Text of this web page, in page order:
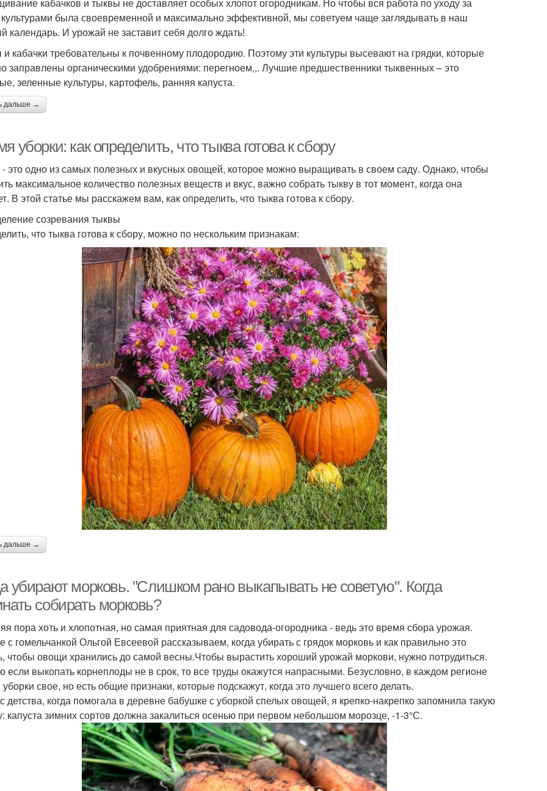
была своевременной и максимально эффективной, мы советуем чаще заглядывать в наш
календарь. И урожай не заставит себя долго ждать!
кабачки требовательны к почвенному плодородию. Поэтому эти культуры высевают на грядки, которые
заправлены органическими удобрениями: перегноем,,. Лучшие предшественники тыквенных – это
зеленные культуры, картофель, ранняя капуста.
дальше →
уборки: как определить, что тыква готова к сбору
это одно из самых полезных и вкусных овощей, которое можно выращивать в своем саду. Однако, чтобы
максимальное количество полезных веществ и вкус, важно собрать тыкву в тот момент, когда она
В этой статье мы расскажем вам, как определить, что тыква готова к сбору.
созревания тыквы
что тыква готова к сбору, можно по нескольким признакам:
дальше →
убирают морковь. "Слишком рано выкапывать не советую". Когда
собирать морковь?
пора хоть и хлопотная, но самая приятная для садовода-огородника - ведь это время сбора урожая.
с гомельчанкой Ольгой Евсеевой рассказываем, когда убирать с грядок морковь и как правильно это
чтобы овощи хранились до самой весны.Чтобы вырастить хороший урожай моркови, нужно потрудиться.
если выкопать корнеплоды не в срок, то все труды окажутся напрасными. Безусловно, в каждом регионе
свое, но есть общие признаки, которые подскажут, когда это лучшего всего делать.
детства, когда помогала в деревне бабушке с уборкой спелых овощей, я крепко-накрепко запомнила такую
капуста зимних сортов должна закалиться осенью при первом небольшом морозце, -1-3°С.